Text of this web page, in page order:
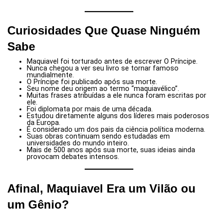
Curiosidades Que Quase Ninguém
Sabe
Maquiavel foi torturado antes de escrever O Príncipe.
Nunca chegou a ver seu livro se tornar famoso
mundialmente.
O Príncipe foi publicado após sua morte.
Seu nome deu origem ao termo “maquiavélico”.
Muitas frases atribuídas a ele nunca foram escritas por
ele.
Foi diplomata por mais de uma década.
Estudou diretamente alguns dos líderes mais poderosos
da Europa.
É considerado um dos pais da ciência política moderna.
Suas obras continuam sendo estudadas em
universidades do mundo inteiro.
Mais de 500 anos após sua morte, suas ideias ainda
provocam debates intensos.
Afinal, Maquiavel Era um Vilão ou
um Gênio?